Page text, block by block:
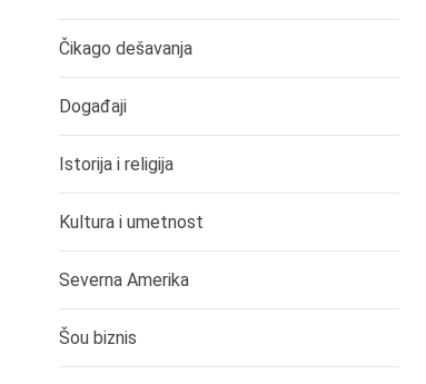
Čikago dešavanja
Događaji
Istorija i religija
Kultura i umetnost
Severna Amerika
Šou biznis